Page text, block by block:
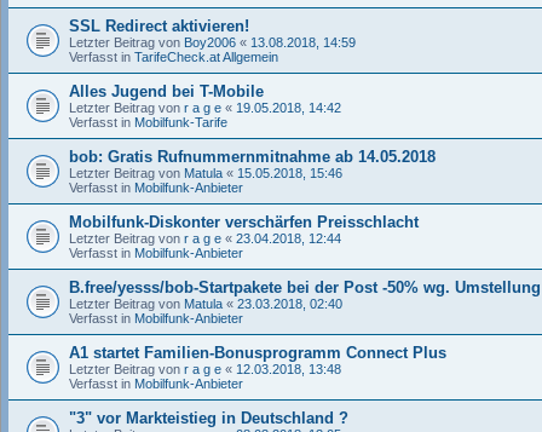
SSL Redirect aktivieren!
Letzter Beitrag von Boy2006 « 13.08.2018, 14:59
Verfasst in TarifeCheck.at Allgemein
Alles Jugend bei T-Mobile
Letzter Beitrag von r a g e « 19.05.2018, 14:42
Verfasst in Mobilfunk-Tarife
bob: Gratis Rufnummernmitnahme ab 14.05.2018
Letzter Beitrag von Matula « 15.05.2018, 15:46
Verfasst in Mobilfunk-Anbieter
Mobilfunk-Diskonter verschärfen Preisschlacht
Letzter Beitrag von r a g e « 23.04.2018, 12:44
Verfasst in Mobilfunk-Anbieter
B.free/yesss/bob-Startpakete bei der Post -50% wg.
Letzter Beitrag von Matula « 23.03.2018, 02:40
Verfasst in Mobilfunk-Anbieter
A1 startet Familien-Bonusprogramm Connect Plus
Letzter Beitrag von r a g e « 12.03.2018, 13:48
Verfasst in Mobilfunk-Anbieter
"3" vor Markteistieg in Deutschland ?